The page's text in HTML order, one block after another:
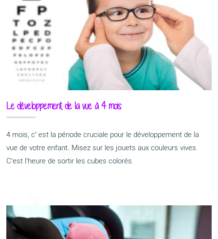
Le développement de la vue à 4 mois
4 mois, c’ est la période cruciale pour le développement de la
vue de votre enfant. Misez sur les jouets aux couleurs vives.
C’est l’heure de sortir les cubes colorés.